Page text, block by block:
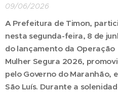
09/06/2026
A Prefeitura de Timon,
nesta segunda-feira, 8 de
do lançamento da Operação
Mulher Segura 2026,
pelo Governo do Maranhão,
São Luís. Durante a